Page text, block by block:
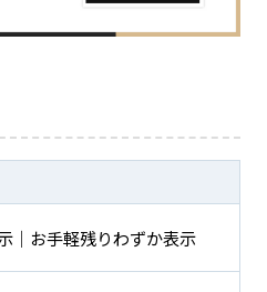
｜お手軽残りわずか表示